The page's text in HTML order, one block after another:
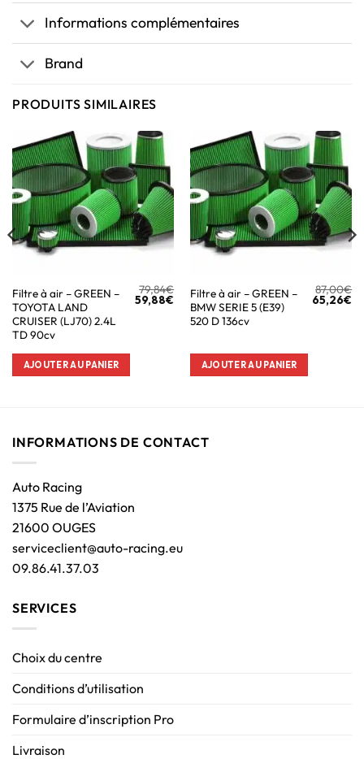
Informations complémentaires
Brand
PRODUITS SIMILAIRES
Filtre à air – GREEN –
TOYOTA LAND
CRUISER (LJ70) 2.4L
TD 90cv
79,84€
59,88€
AJOUTER AU PANIER
Filtre à air – GREEN –
BMW SERIE 5 (E39)
520 D 136cv
87,00€
65,26€
AJOUTER AU PANIER
INFORMATIONS DE CONTACT
Auto Racing
1375 Rue de l’Aviation
21600 OUGES
serviceclient@auto-racing.eu
09.86.41.37.03
SERVICES
Choix du centre
Conditions d’utilisation
Formulaire d’inscription Pro
Livraison